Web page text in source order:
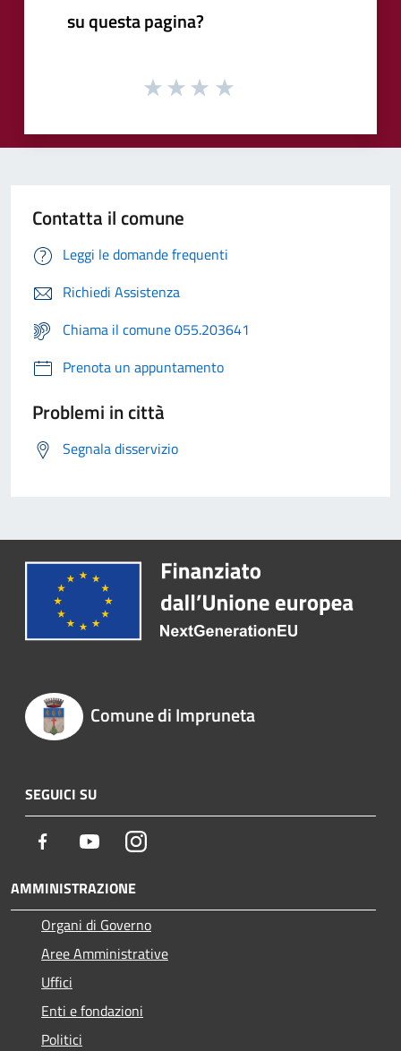
su questa pagina?
Contatta il comune
Leggi le domande frequenti
Richiedi Assistenza
Chiama il comune 055.203641
Prenota un appuntamento
Problemi in città
Segnala disservizio
Comune di Impruneta
SEGUICI SU
Facebook YoutubeInstagram
AMMINISTRAZIONE
Organi di Governo
Aree Amministrative
Uffici
Enti e fondazioni
Politici